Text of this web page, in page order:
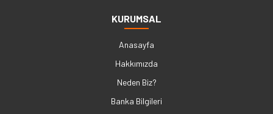
KURUMSAL
Anasayfa
Hakkımızda
Neden Biz?
Banka Bilgileri